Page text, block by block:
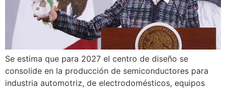
Se estima que para 2027 el centro de diseño se
consolide en la producción de semiconductores para
industria automotriz, de electrodomésticos, equipos